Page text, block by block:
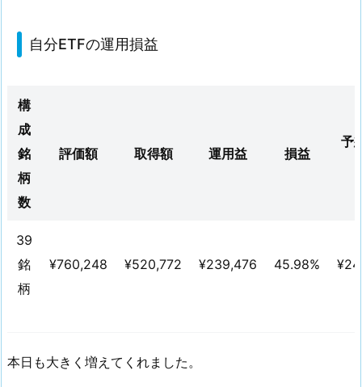
ス
用
無
自分ETFの運用損益
構
成
銘
柄
数
評価額 取得額 運用益 損益
予
39
銘
柄
¥760,248 ¥520,772 ¥239,476 45.98%
本日も大きく増えてくれました。